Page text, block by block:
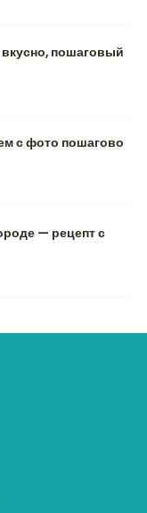
пошаговый
с фото пошагово
— рецепт с